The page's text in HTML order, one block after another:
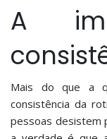
A
Mais do que a
consistência da
pessoas desistem